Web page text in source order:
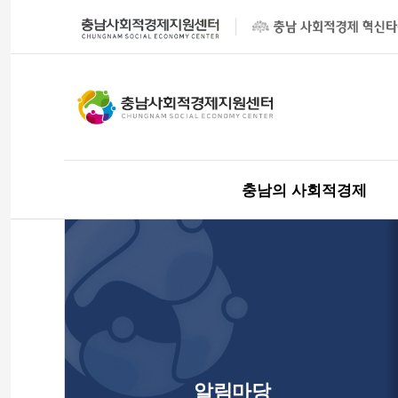
충남의 사회적경제
알림마당